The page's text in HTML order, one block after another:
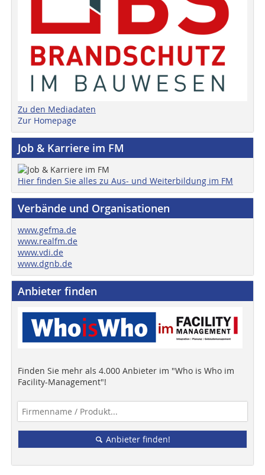
Zu den Mediadaten
Zur Homepage
Job & Karriere im FM
Hier finden Sie alles zu Aus- und Weiterbildung im FM
Verbände und Organisationen
www.gefma.de
www.realfm.de
www.vdi.de
www.dgnb.de
Anbieter finden
Finden Sie mehr als 4.000 Anbieter im "Who is Who im
Facility-Management"!
Anbieter finden!